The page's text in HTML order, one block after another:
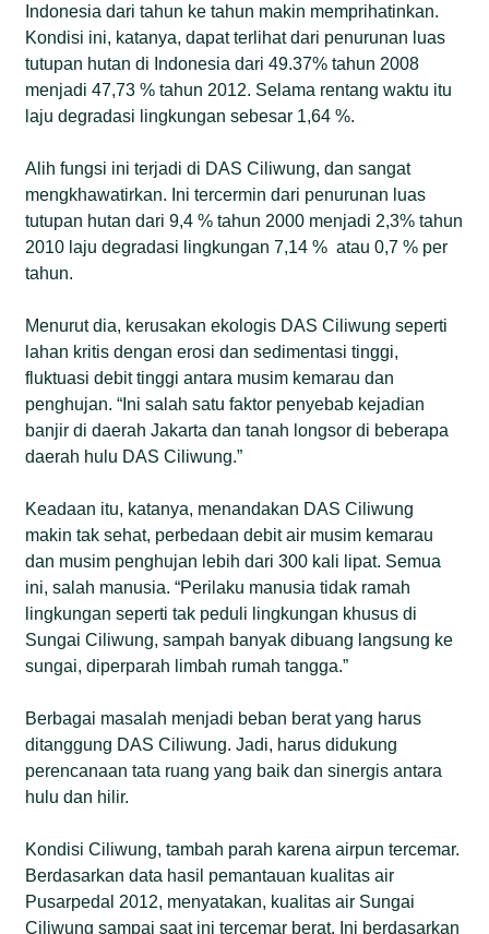
Indonesia dari tahun ke tahun makin memprihatinkan.
Kondisi ini, katanya, dapat terlihat dari penurunan luas
tutupan hutan di Indonesia dari 49.37% tahun 2008
menjadi 47,73 % tahun 2012. Selama rentang waktu itu
laju degradasi lingkungan sebesar 1,64 %.
Alih fungsi ini terjadi di DAS Ciliwung, dan sangat
mengkhawatirkan. Ini tercermin dari penurunan luas
tutupan hutan dari 9,4 % tahun 2000 menjadi 2,3% tahun
2010 laju degradasi lingkungan 7,14 % atau 0,7 % per
tahun.
Menurut dia, kerusakan ekologis DAS Ciliwung seperti
lahan kritis dengan erosi dan sedimentasi tinggi,
fluktuasi debit tinggi antara musim kemarau dan
penghujan. “Ini salah satu faktor penyebab kejadian
banjir di daerah Jakarta dan tanah longsor di beberapa
daerah hulu DAS Ciliwung.”
Keadaan itu, katanya, menandakan DAS Ciliwung
makin tak sehat, perbedaan debit air musim kemarau
dan musim penghujan lebih dari 300 kali lipat. Semua
ini, salah manusia. “Perilaku manusia tidak ramah
lingkungan seperti tak peduli lingkungan khusus di
Sungai Ciliwung, sampah banyak dibuang langsung ke
sungai, diperparah limbah rumah tangga.”
Berbagai masalah menjadi beban berat yang harus
ditanggung DAS Ciliwung. Jadi, harus didukung
perencanaan tata ruang yang baik dan sinergis antara
hulu dan hilir.
Kondisi Ciliwung, tambah parah karena airpun tercemar.
Berdasarkan data hasil pemantauan kualitas air
Pusarpedal 2012, menyatakan, kualitas air Sungai
Ciliwung sampai saat ini tercemar berat. Ini berdasarkan